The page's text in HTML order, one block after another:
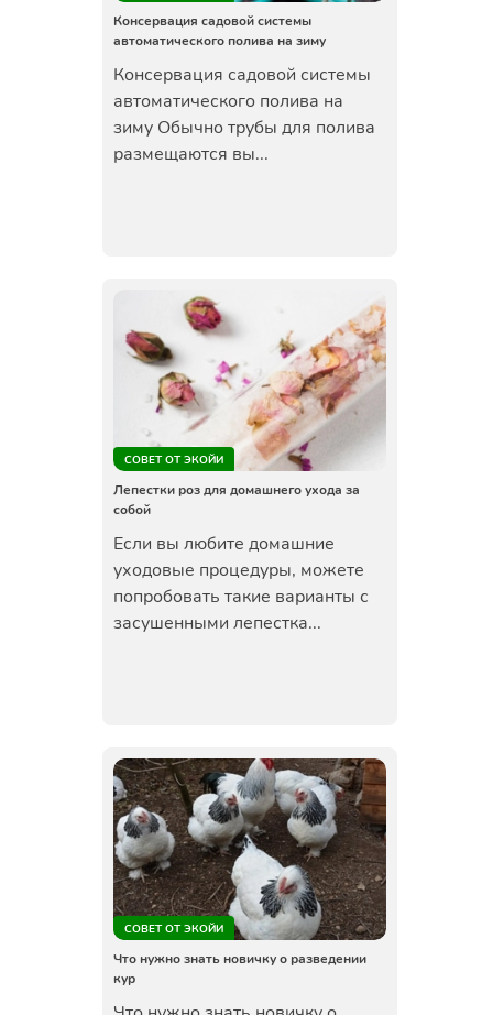
Консервация садовой системы
автоматического полива на зиму
Консервация садовой системы
автоматического полива на
зиму Обычно трубы для полива
размещаются вы...
СОВЕТ ОТ ЭКОЙИ
Лепестки роз для домашнего ухода за
собой
Если вы любите домашние
уходовые процедуры, можете
попробовать такие варианты с
засушенными лепестка...
СОВЕТ ОТ ЭКОЙИ
Что нужно знать новичку о разведении
кур